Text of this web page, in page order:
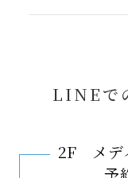
LINEで
2F メデ